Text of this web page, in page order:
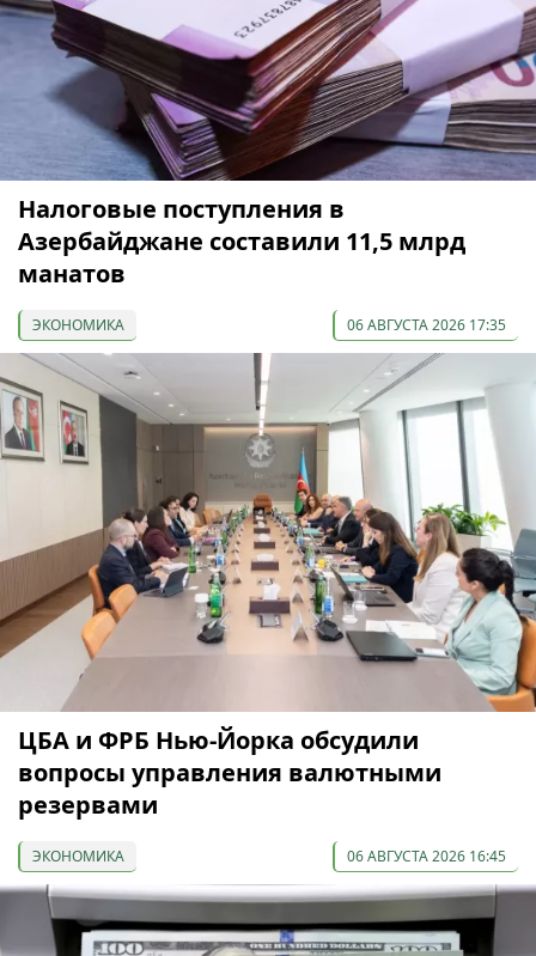
Налоговые поступления в
Азербайджане составили 11,5 млрд
манатов
ЭКОНОМИКА 06 АВГУСТА 2026 17:35
ЦБА и ФРБ Нью-Йорка обсудили
вопросы управления валютными
резервами
ЭКОНОМИКА 06 АВГУСТА 2026 16:45